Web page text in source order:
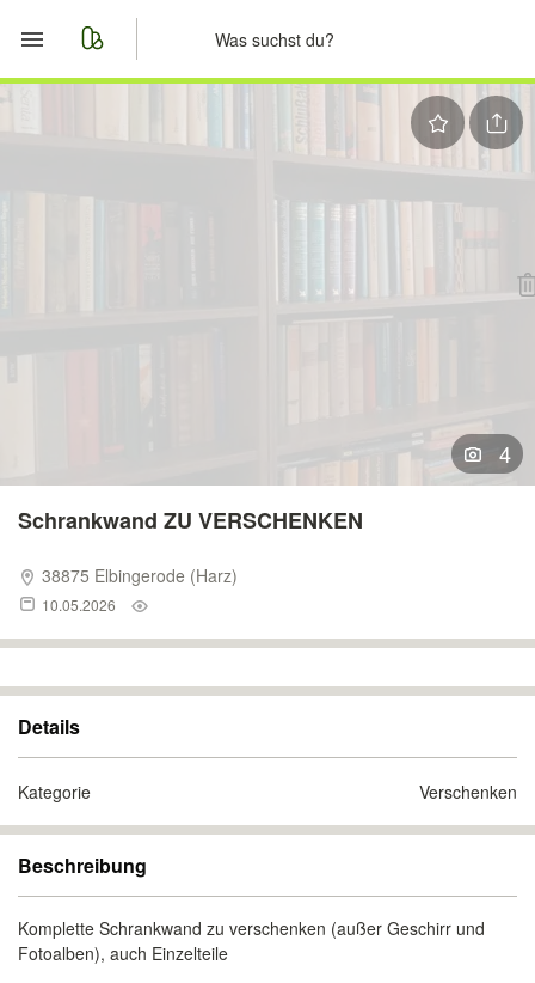
4
Schrankwand ZU VERSCHENKEN
38875 Elbingerode (Harz)
10.05.2026
Details
Kategorie Verschenken
Beschreibung
Komplette Schrankwand zu verschenken (außer Geschirr und
Fotoalben), auch Einzelteile